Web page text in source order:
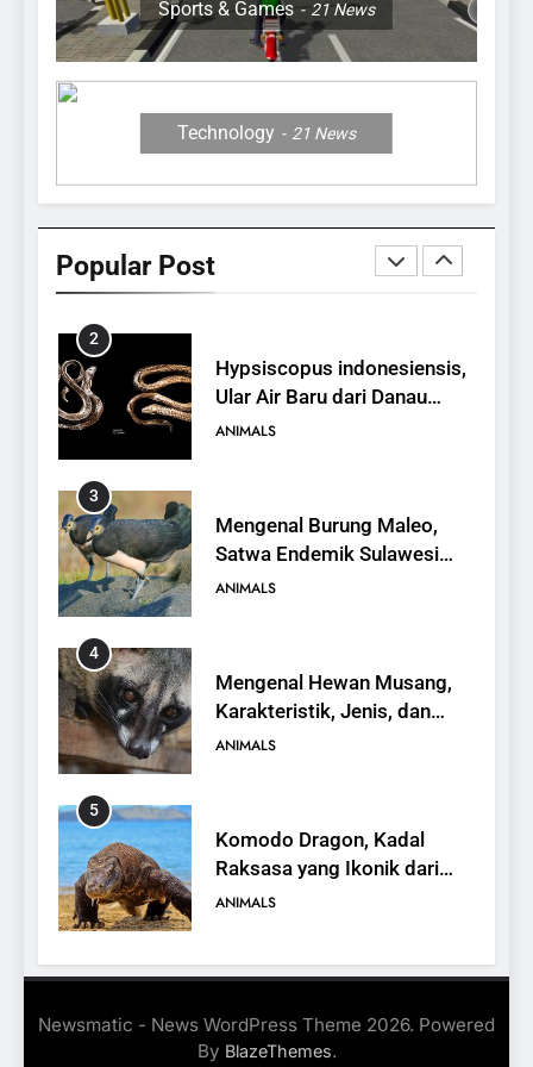
Sports & Games 21 News
Technology 21 News
Popular Post
27
12 Fakta Memukau dari
Jerapah
ANIMALS
1
Antelope, Si Antelop
2
Hypsiscopus indonesiensis,
Ular Air Baru dari Danau
Towuti
ANIMALS
3
Mengenal Burung Maleo,
Satwa Endemik Sulawesi
yang Terancam Punah
ANIMALS
4
Mengenal Hewan Musang,
Karakteristik, Jenis, dan
Peran dalam Ekosistem
ANIMALS
5
Komodo Dragon, Kadal
Raksasa yang Ikonik dari
Indonesia
ANIMALS
6
Emas, Penemuan Baru di
Dunia Satwa
ANIMALS
Newsmatic - News WordPress Theme 2026. Powered
By BlazeThemes.